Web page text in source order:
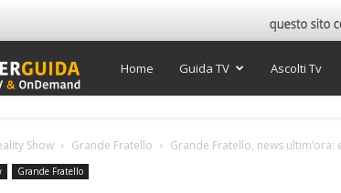
Super
Home Guida TV Ascolti Tv
Show Grande Fratello Grande Fratello, news
Grande Fratello